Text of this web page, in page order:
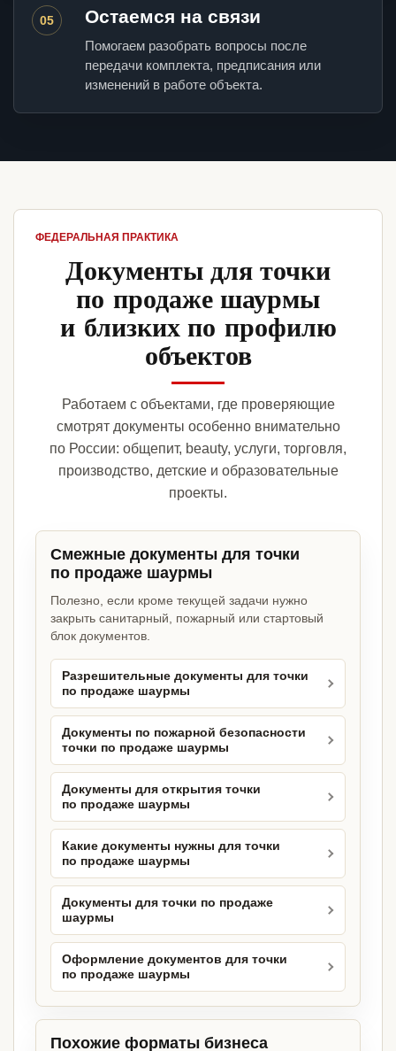
05 Остаемся на связи
Помогаем разобрать вопросы после
передачи комплекта, предписания или
изменений в работе объекта.
ФЕДЕРАЛЬНАЯ ПРАКТИКА
Документы для точки
по продаже шаурмы
и близких по профилю
объектов
Работаем с объектами, где проверяющие
смотрят документы особенно внимательно
по России: общепит, beauty, услуги, торговля,
производство, детские и образовательные
проекты.
Смежные документы для точки
по продаже шаурмы
Полезно, если кроме текущей задачи нужно
закрыть санитарный, пожарный или стартовый
блок документов.
Разрешительные документы для точки
по продаже шаурмы
Документы по пожарной безопасности
точки по продаже шаурмы
Документы для открытия точки
по продаже шаурмы
Какие документы нужны для точки
по продаже шаурмы
Документы для точки по продаже
шаурмы
Оформление документов для точки
по продаже шаурмы
Похожие форматы бизнеса